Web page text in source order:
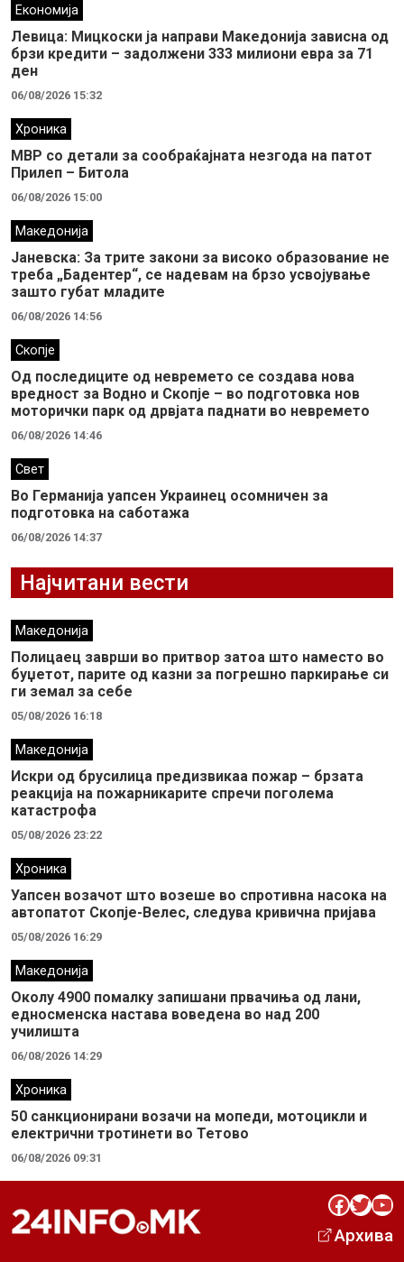
Економија
Левица: Мицкоски ја направи Македонија зависна од
брзи кредити – задолжени 333 милиони евра за 71
ден
06/08/2026 15:32
Хроника
МВР со детали за сообраќајната незгода на патот
Прилеп – Битола
06/08/2026 15:00
Македонија
Јаневска: За трите закони за високо образование не
треба „Бадентер“, се надевам на брзо усвојување
зашто губат младите
06/08/2026 14:56
Скопје
Од последиците од невремето се создава нова
вредност за Водно и Скопје – во подготовка нов
моторички парк од дрвјата паднати во невремето
06/08/2026 14:46
Свет
Во Германија уапсен Украинец осомничен за
подготовка на саботажа
06/08/2026 14:37
Најчитани вести
Македонија
Полицаец заврши во притвор затоа што наместо во
буџетот, парите од казни за погрешно паркирање си
ги земал за себе
05/08/2026 16:18
Македонија
Искри од брусилица предизвикаа пожар – брзата
реакција на пожарникарите спречи поголема
катастрофа
05/08/2026 23:22
Хроника
Уапсен возачот што возеше во спротивна насока на
автопатот Скопје-Велес, следува кривична пријава
05/08/2026 16:29
Македонија
Околу 4900 помалку запишани првачиња од лани,
едносменска настава воведена во над 200
училишта
06/08/2026 14:29
Хроника
50 санкционирани возачи на мопеди, мотоцикли и
електрични тротинети во Тетово
06/08/2026 09:31
Facebook Twitter YouTube
Архива